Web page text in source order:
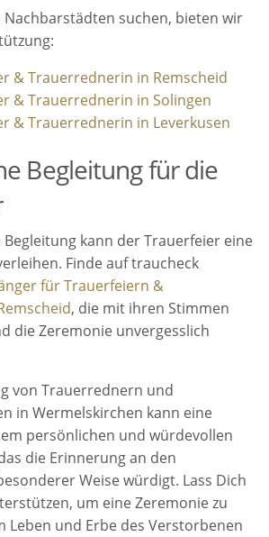
Nachbarstädten suchen, bieten wir
& Trauerrednerin in Rem­scheid
& Trauerrednerin in Solingen
& Trauerrednerin in Leverkusen
Begleitung für die
Begleitung kann der Trauerfeier eine
Finde auf traucheck
für Trauerfeiern &
, die mit ihren Stimmen
die Zeremonie unvergesslich
von Trauerrednern und
in Wermelskirchen kann eine
persönlichen und würdevollen
die Erinnerung an den
Weise würdigt. Lass Dich
um eine Zeremonie zu
Leben und Erbe des Verstorbenen